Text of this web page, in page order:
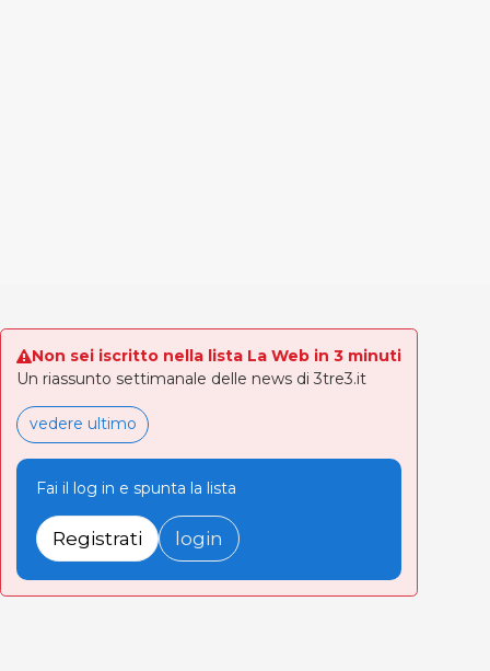
Non sei iscritto nella lista La Web in 3 minuti
Un riassunto settimanale delle news di 3tre3.it
vedere ultimo
Fai il log in e spunta la lista
Registrati login